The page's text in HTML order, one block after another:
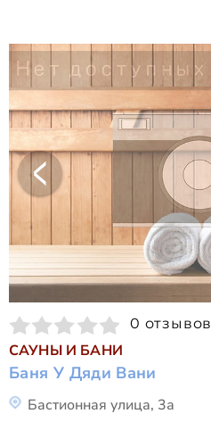
0 отзывов
САУНЫ И БАНИ
Баня У Дяди Вани
Бастионная улица, 3а